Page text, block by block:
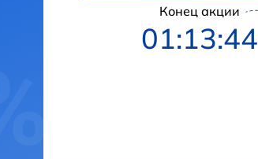
Конец акции
01:13:43